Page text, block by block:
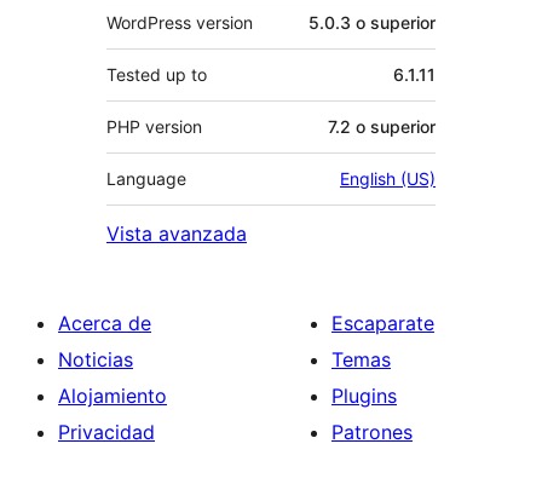
WordPress version 5.0.3 o superior
Tested up to 6.1.11
PHP version 7.2 o superior
Language English (US)
Vista avanzada
Acerca de
Noticias
Alojamiento
Privacidad
Escaparate
Temas
Plugins
Patrones